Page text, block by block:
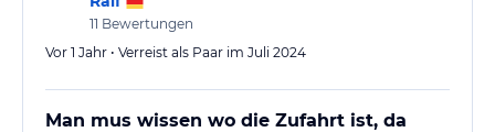
11 Bewertungen
Vor 1 Jahr • Verreist als Paar im Juli 2024
Man mus wissen wo die Zufahrt ist, da